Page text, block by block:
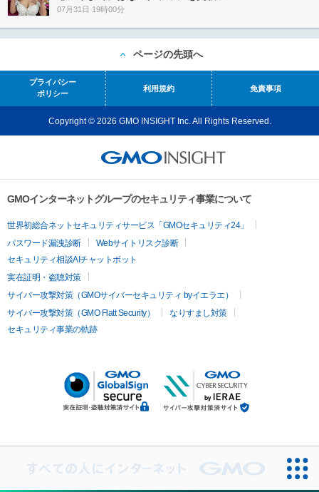
07月31日 19時00分
ページの先頭へ
プライバシー
ポリシー
利用規約 免責事項
Copyright © 2026 GMO INSIGHT Inc. All Rights Reserved.
GMOインターネットグループのセキュリティ事業について
世界初総合ネットセキュリティサービス「GMOセキュリティ24」
パスワード漏洩診断
Webサイトリスク診断
セキュリティ相談AIチャットボット
実在証明・盗聴対策
サイバー攻撃対策（GMOサイバーセキュリティ byイエラエ）
サイバー攻撃対策（GMO Flatt Security）
なりすまし対策
セキュリティ事業の軌跡